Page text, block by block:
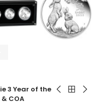
3 Year of the
COA